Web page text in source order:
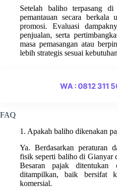
Setelah baliho terpasang
pemantauan secara berkala
promosi. Evaluasi
penjualan, serta
masa pemasangan atau
lebih strategis sesuai
WA : 0812 311
FAQ
1. Apakah baliho dikenakan
Ya. Berdasarkan peraturan
fisik seperti baliho di Gianyar
Besaran pajak
ditampilkan, baik bersifat
komersial.